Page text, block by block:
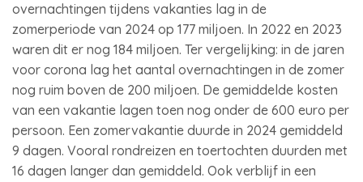
overnachtingen tijdens vakanties lag in de
zomerperiode van 2024 op 177 miljoen. In 2022 en 2023
waren dit er nog 184 miljoen. Ter vergelijking: in de jaren
voor corona lag het aantal overnachtingen in de zomer
nog ruim boven de 200 miljoen. De gemiddelde kosten
van een vakantie lagen toen nog onder de 600 euro per
persoon. Een zomervakantie duurde in 2024 gemiddeld
9 dagen. Vooral rondreizen en toertochten duurden met
16 dagen langer dan gemiddeld. Ook verblijf in een